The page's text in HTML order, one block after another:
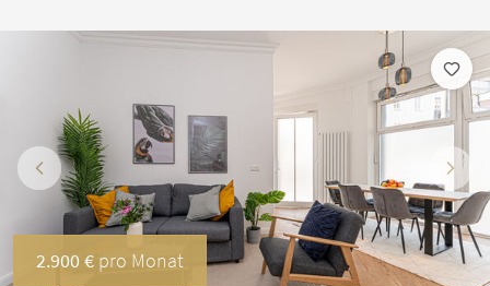
Vorherige
2.900 € pro Monat